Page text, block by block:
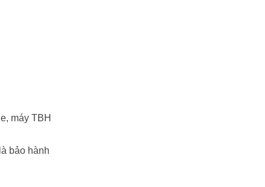
máy TBH
bảo hành